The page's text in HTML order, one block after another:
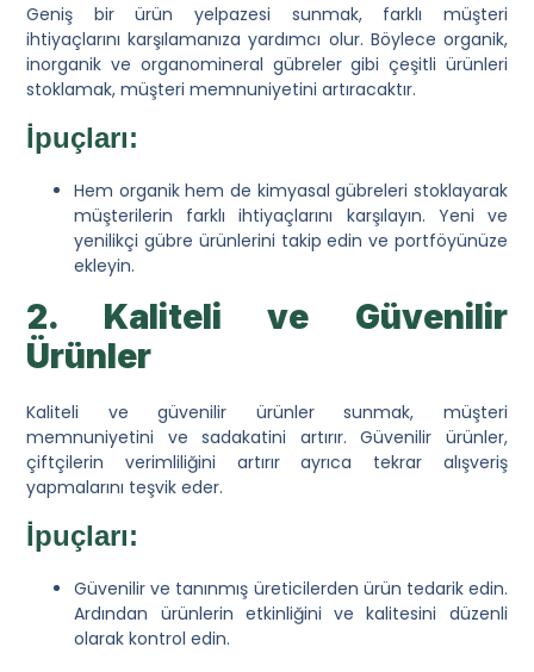
Geniş bir ürün yelpazesi sunmak, farklı müşteri
ihtiyaçlarını karşılamanıza yardımcı olur. Böylece organik,
inorganik ve organomineral gübreler gibi çeşitli ürünleri
stoklamak, müşteri memnuniyetini artıracaktır.
İpuçları:
Hem organik hem de kimyasal gübreleri stoklayarak
müşterilerin farklı ihtiyaçlarını karşılayın. Yeni ve
yenilikçi gübre ürünlerini takip edin ve portföyünüze
ekleyin.
2. Kaliteli ve Güvenilir
Ürünler
Kaliteli ve güvenilir ürünler sunmak, müşteri
memnuniyetini ve sadakatini artırır. Güvenilir ürünler,
çiftçilerin verimliliğini artırır ayrıca tekrar alışveriş
yapmalarını teşvik eder.
İpuçları:
Güvenilir ve tanınmış üreticilerden ürün tedarik edin.
Ardından ürünlerin etkinliğini ve kalitesini düzenli
olarak kontrol edin.